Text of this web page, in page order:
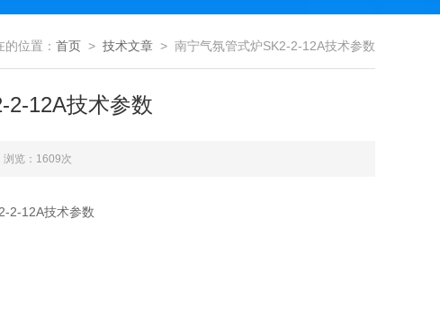
的位置： 首页 > 技术文章 > 南宁气氛管式炉SK2-2-12A技术参数
2-12A技术参数
浏览：1609次
2-12A技术参数